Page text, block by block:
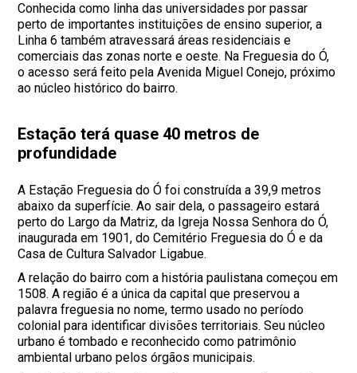
Conhecida como linha das universidades por passar
perto de importantes instituições de ensino superior, a
Linha 6 também atravessará áreas residenciais e
comerciais das zonas norte e oeste. Na Freguesia do Ó,
o acesso será feito pela Avenida Miguel Conejo, próximo
ao núcleo histórico do bairro.
Estação terá quase 40 metros de
profundidade
A Estação Freguesia do Ó foi construída a 39,9 metros
abaixo da superfície. Ao sair dela, o passageiro estará
perto do Largo da Matriz, da Igreja Nossa Senhora do Ó,
inaugurada em 1901, do Cemitério Freguesia do Ó e da
Casa de Cultura Salvador Ligabue.
A relação do bairro com a história paulistana começou em
1508. A região é a única da capital que preservou a
palavra freguesia no nome, termo usado no período
colonial para identificar divisões territoriais. Seu núcleo
urbano é tombado e reconhecido como patrimônio
ambiental urbano pelos órgãos municipais.